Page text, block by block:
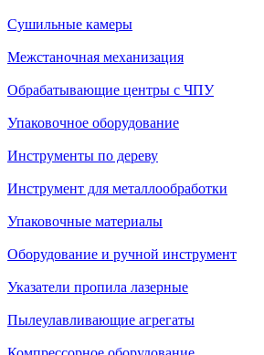
Сушильные камеры
Межстаночная механизация
Обрабатывающие центры с ЧПУ
Упаковочное оборудование
Инструменты по дереву
Инструмент для металлообработки
Упаковочные материалы
Оборудование и ручной инструмент
Указатели пропила лазерные
Пылеулавливающие агрегаты